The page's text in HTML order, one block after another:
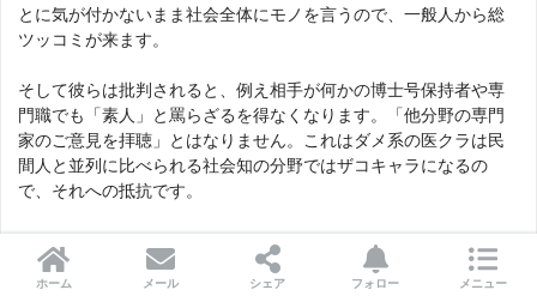
とに気が付かないまま社会全体にモノを言うので、一般人から総
ツッコミが来ます。
そして彼らは批判されると、例え相手が何かの博士号保持者や専
門職でも「素人」と罵らざるを得なくなります。「他分野の専門
家のご意見を拝聴」とはなりません。これはダメ系の医クラは民
間人と並列に比べられる社会知の分野ではザコキャラになるの
で、それへの抵抗です。
■経済学関連
ホーム メール シェア フォロー メニュー